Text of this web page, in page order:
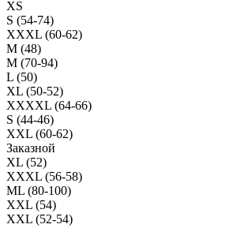
XS
S (54-74)
XXXL (60-62)
M (48)
M (70-94)
L (50)
XL (50-52)
XXXXL (64-66)
S (44-46)
XXL (60-62)
Заказной
XL (52)
XXXL (56-58)
ML (80-100)
XXL (54)
XXL (52-54)